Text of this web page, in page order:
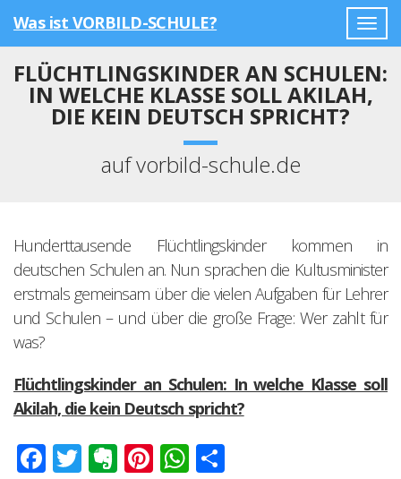
Was ist VORBILD-SCHULE?
FLÜCHTLINGSKINDER AN SCHULEN:
IN WELCHE KLASSE SOLL AKILAH,
DIE KEIN DEUTSCH SPRICHT?
auf vorbild-schule.de
Hunderttausende Flüchtlingskinder kommen in
deutschen Schulen an. Nun sprachen die Kultusminister
erstmals gemeinsam über die vielen Aufgaben für Lehrer
und Schulen – und über die große Frage: Wer zahlt für
was?
Flüchtlingskinder an Schulen: In welche Klasse soll
Akilah, die kein Deutsch spricht?
Facebook
Twitter
Evernote
Pinterest
WhatsApp